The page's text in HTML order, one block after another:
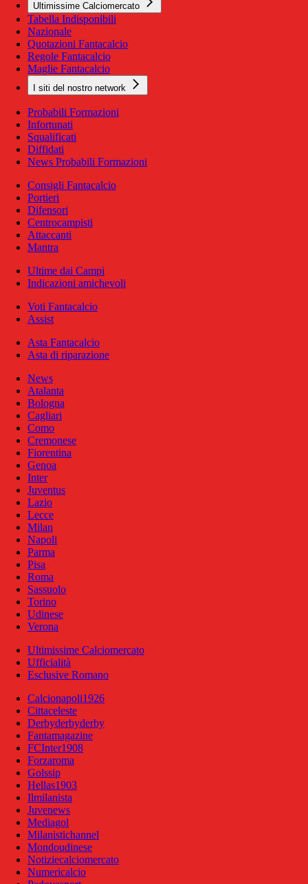
Ultimissime Calciomercato
Tabella Indisponibili
Nazionale
Quotazioni Fantacalcio
Regole Fantacalcio
Maglie Fantacalcio
I siti del nostro network
Probabili Formazioni
Infortunati
Squalificati
Diffidati
News Probabili Formazioni
Consigli Fantacalcio
Portieri
Difensori
Centrocampisti
Attaccanti
Mantra
Ultime dai Campi
Indicazioni amichevoli
Voti Fantacalcio
Assist
Asta Fantacalcio
Asta di riparazione
News
Atalanta
Bologna
Cagliari
Como
Cremonese
Fiorentina
Genoa
Inter
Juventus
Lazio
Lecce
Milan
Napoli
Parma
Pisa
Roma
Sassuolo
Torino
Udinese
Verona
Ultimissime Calciomercato
Ufficialità
Esclusive Romano
Calcionapoli1926
Cittaceleste
Derbyderbyderby
Fantamagazine
FCInter1908
Forzaroma
Golssip
Hellas1903
Ilmilanista
Juvenews
Mediagol
Milanistichannel
Mondoudinese
Notiziecalciomercato
Numericalcio